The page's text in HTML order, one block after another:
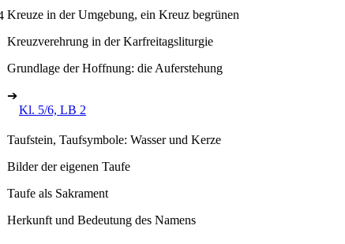
Kreuze in der Umgebung, ein Kreuz begrünen
Kreuzverehrung in der Karfreitagsliturgie
Grundlage der Hoffnung: die Auferstehung
➔
Kl. 5/6, LB 2
Taufstein, Taufsymbole: Wasser und Kerze
Bilder der eigenen Taufe
Taufe als Sakrament
Herkunft und Bedeutung des Namens